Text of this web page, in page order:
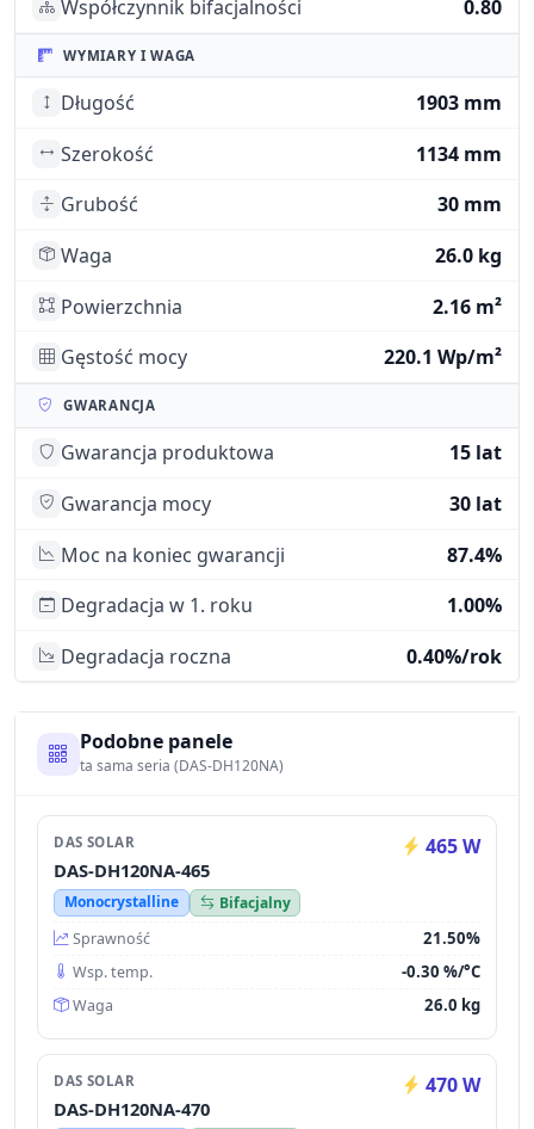
Współczynnik bifacjalności
0.80
WYMIARY I WAGA
Długość
1903 mm
Szerokość
1134 mm
Grubość
30 mm
Waga
26.0 kg
Powierzchnia
2.16 m²
Gęstość mocy
220.1 Wp/m²
GWARANCJA
Gwarancja produktowa
15 lat
Gwarancja mocy
30 lat
Moc na koniec gwarancji
87.4%
Degradacja w 1. roku
1.00%
Degradacja roczna
0.40%/rok
Podobne panele
ta sama seria (DAS-DH120NA)
DAS SOLAR 465 W
DAS-DH120NA-465
Monocrystalline
Bifacjalny
Sprawność
21.50%
Wsp. temp. -0.30 %/°C
Waga 26.0 kg
DAS SOLAR 470 W
DAS-DH120NA-470